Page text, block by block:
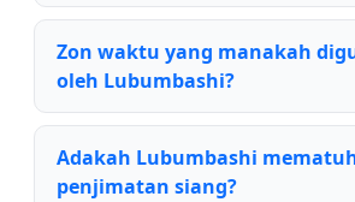
Zon waktu yang manakah
oleh Lubumbashi?
Adakah Lubumbashi
penjimatan siang?